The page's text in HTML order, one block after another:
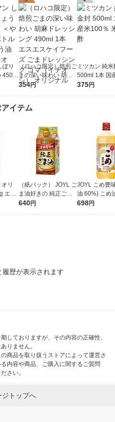
ぼり
450m
封
（ロハコ限定）焙煎ご
まの深い味わい 胡麻
ドレッシング 490ml 1
ゴマ（イチオシ） オ
354円
ミツカン 純
500ml 1本 国
0％ 米酢 食酢
375円
イテム
リ
エキ
ペ
（紙パック） JOYL ご
ま油好きの 純正ごま
油 300g 1本 味の素 J-
640円
JOYL こめ豊
油 60%) こめ油 ブレ
ンド 味の素
698円
歴が表示されます
しておりますが、その内容の正確性、
りません。
商品を取り扱うストアによって運営さ
内容や商品、ご購入に関するご質問
さい。
ジトップへ